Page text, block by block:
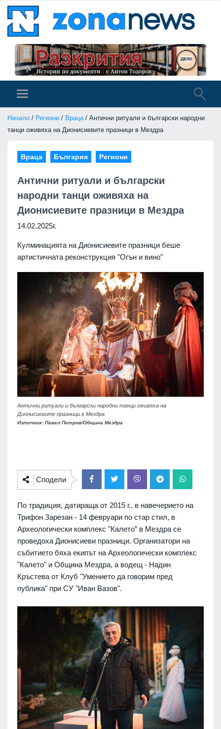
Начало / Региони / Враца/ Антични ритуали и български народни
танци оживяха на Дионисиевите празници в Мездра
Враца България Региони
Антични ритуали и български
народни танци оживяха на
Дионисиевите празници в Мездра
14.02.2025г.
Кулминацията на Дионисиевите празници беше
артистичната реконструкция "Огън и вино"
Антични ритуали и български народни танци оживяха на
Дионисиевите празници в Мездра
Източник: Павел Петров/Община Мездра
Сподели
По традиция, датираща от 2015 г., в навечерието на
Трифон Зарезан - 14 февруари по стар стил, в
Археологически комплекс "Калето” в Мездра се
проведоха Дионисиеви празници. Организатори на
събитието бяха екипът на Археологически комплекс
"Калето" и Община Мездра, а водещ - Надин
Кръстева от Клуб "Умението да говорим пред
публика" при СУ "Иван Вазов".